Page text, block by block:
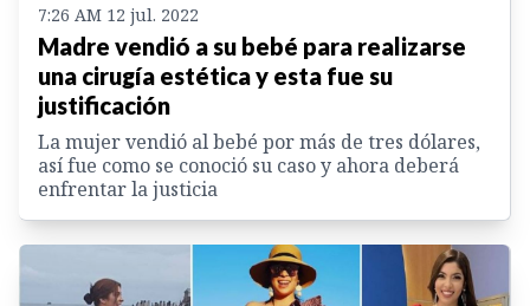
7:26 AM 12 jul. 2022
Madre vendió a su bebé para realizarse
una cirugía estética y esta fue su
justificación
La mujer vendió al bebé por más de tres dólares,
así fue como se conoció su caso y ahora deberá
enfrentar la justicia